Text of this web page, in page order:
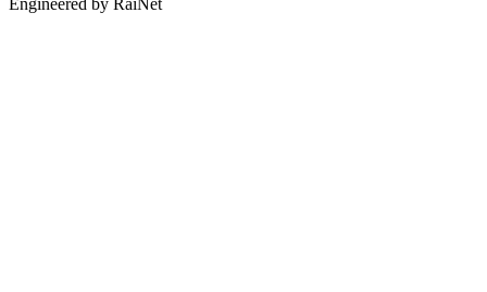
Engineered by RaiNet